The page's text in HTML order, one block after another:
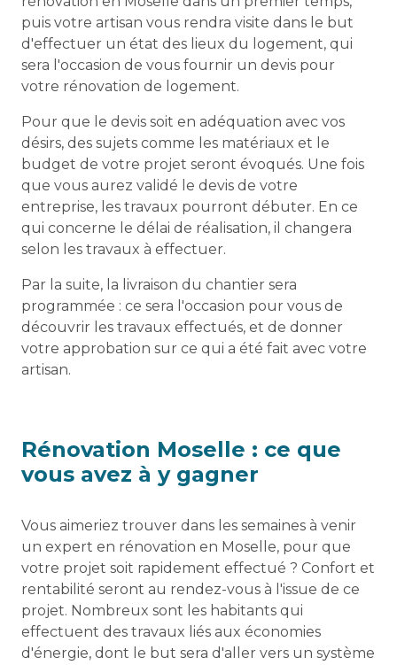
puis votre artisan vous rendra visite dans le but
d'effectuer un état des lieux du logement, qui
sera l'occasion de vous fournir un devis pour
votre rénovation de logement.
Pour que le devis soit en adéquation avec vos
désirs, des sujets comme les matériaux et le
budget de votre projet seront évoqués. Une fois
que vous aurez validé le devis de votre
entreprise, les travaux pourront débuter. En ce
qui concerne le délai de réalisation, il changera
selon les travaux à effectuer.
Par la suite, la livraison du chantier sera
programmée : ce sera l'occasion pour vous de
découvrir les travaux effectués, et de donner
votre approbation sur ce qui a été fait avec votre
artisan.
Rénovation Moselle : ce que
vous avez à y gagner
Vous aimeriez trouver dans les semaines à venir
un expert en rénovation en Moselle, pour que
votre projet soit rapidement effectué ? Confort et
rentabilité seront au rendez-vous à l'issue de ce
projet. Nombreux sont les habitants qui
effectuent des travaux liés aux économies
d'énergie, dont le but sera d'aller vers un système